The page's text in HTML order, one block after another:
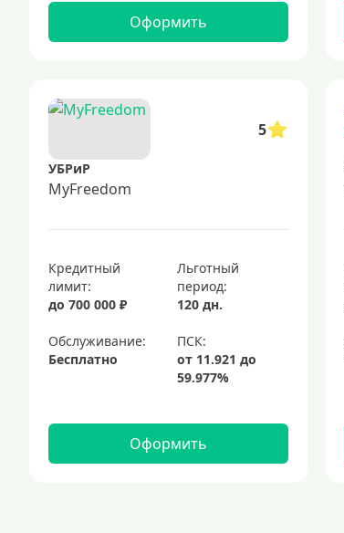
Оформить
5
УБРиР
MyFreedom
Кредитный
лимит:
до 700 000 ₽
Льготный
период:
120 дн.
Обслуживание:
Бесплатно
Оформить